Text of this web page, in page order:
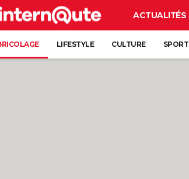
ACTUALITÉS
LIFESTYLE CULTURE SPORT